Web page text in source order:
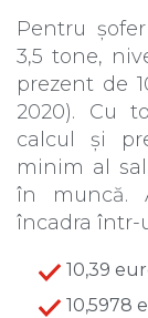
Pentru
3,5 tone,
prezent de
2020). Cu
calcul și
minim al
în muncă.
încadra într-
10,39
10,5978